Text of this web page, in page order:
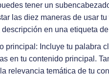
tener un
las diez maneras de usar
descripción en una etiqueta
principal: Incluye tu palabra
en tu contenido principal.
relevancia temática de tu